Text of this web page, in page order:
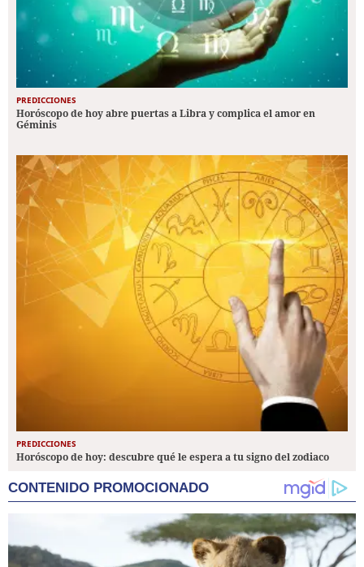
PREDICCIONES
Horóscopo de hoy abre puertas a Libra y complica el amor en
Géminis
PREDICCIONES
Horóscopo de hoy: descubre qué le espera a tu signo del zodiaco
CONTENIDO PROMOCIONADO